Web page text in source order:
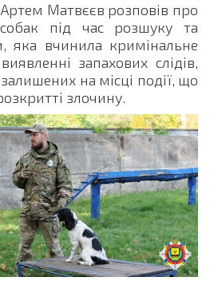
Матвєєв розповів про
під час розшуку та
яка вчинила кримінальне
запахових слідів,
на місці події, що
злочину.